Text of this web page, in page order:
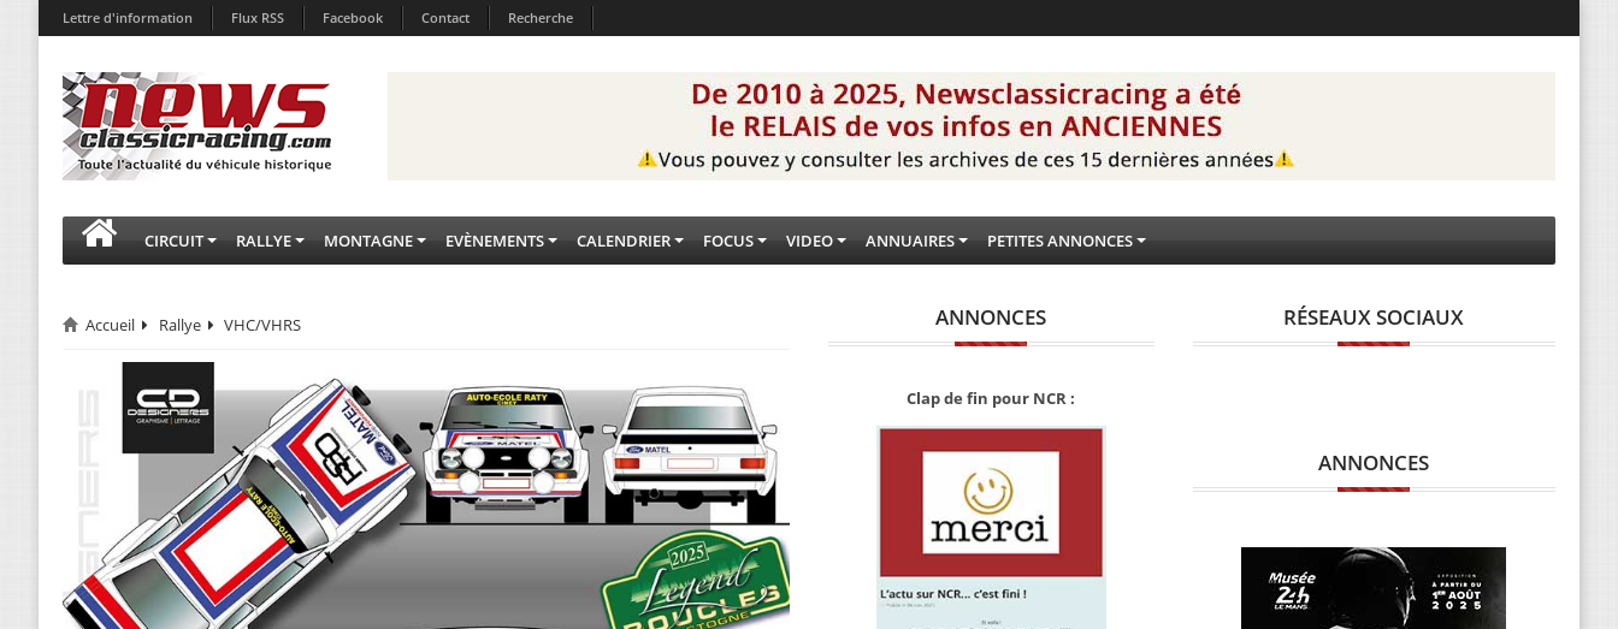
Lettre d'information Flux RSS Facebook Contact Recherche
CIRCUIT RALLYE MONTAGNE EVÈNEMENTS CALENDRIER FOCUS VIDEO ANNUAIRES PETITES ANNONCES
Accueil Rallye VHC/VHRS ANNONCES
Clap de fin pour NCR :
RÉSEAUX SOCIAUX
ANNONCES